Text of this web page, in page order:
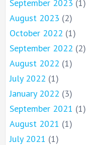
September 2023 (1)
August 2023 (2)
October 2022 (1)
September 2022 (2)
August 2022 (1)
July 2022 (1)
January 2022 (3)
September 2021 (1)
August 2021 (1)
July 2021 (1)